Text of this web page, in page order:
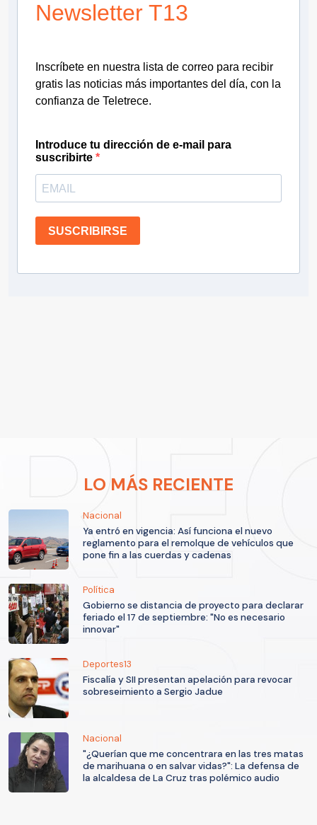
Newsletter T13
Inscríbete en nuestra lista de correo para recibir
gratis las noticias más importantes del día, con la
confianza de Teletrece.
Introduce tu dirección de e-mail para
suscribirte
SUSCRIBIRSE
LO MÁS RECIENTE
Nacional
Ya entró en vigencia: Así funciona el nuevo
reglamento para el remolque de vehículos que
pone fin a las cuerdas y cadenas
Política
Gobierno se distancia de proyecto para declarar
feriado el 17 de septiembre: "No es necesario
innovar"
Deportes13
Fiscalía y SII presentan apelación para revocar
sobreseimiento a Sergio Jadue
Nacional
"¿Querían que me concentrara en las tres matas
de marihuana o en salvar vidas?": La defensa de
la alcaldesa de La Cruz tras polémico audio